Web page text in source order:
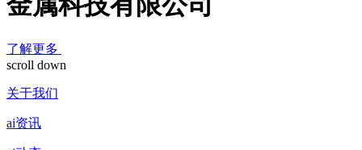
了解更多
scroll down
关于我们
ai资讯